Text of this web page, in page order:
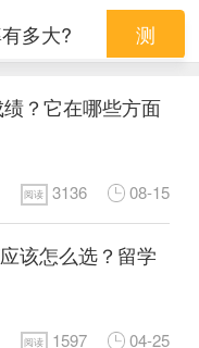
？它在哪些方面
阅读 3136 08-15
该怎么选？留学
阅读 1597 04-25
多大? 测